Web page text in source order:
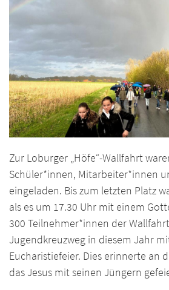
Zur Loburger „Höfe“-Wallfahrt
Schüler*innen, Mitarbeiter*innen
eingeladen. Bis zum letzten Platz
als es um 17.30 Uhr mit einem
300 Teilnehmer*innen der
Jugendkreuzweg in diesem Jahr
Eucharistiefeier. Dies erinnerte an
das Jesus mit seinen Jüngern